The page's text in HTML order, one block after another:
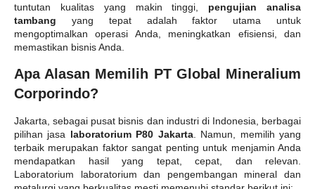
tuntutan kualitas yang makin tinggi, pengujian analisa
tambang yang tepat adalah faktor utama untuk
mengoptimalkan operasi Anda, meningkatkan efisiensi, dan
memastikan bisnis Anda.
Apa Alasan Memilih PT Global Mineralium
Corporindo?
Jakarta, sebagai pusat bisnis dan industri di Indonesia, berbagai
pilihan jasa laboratorium P80 Jakarta. Namun, memilih yang
terbaik merupakan faktor sangat penting untuk menjamin Anda
mendapatkan hasil yang tepat, cepat, dan relevan.
Laboratorium laboratorium dan pengembangan mineral dan